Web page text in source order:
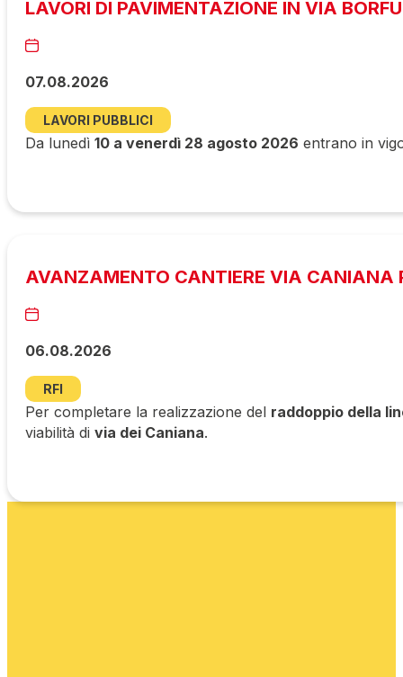
LAVORI DI PAVIMENTAZIONE IN VIA
07.08.2026
LAVORI PUBBLICI
Da lunedì 10 a venerdì 28 agosto 2026 entrano in
AVANZAMENTO CANTIERE VIA CANIANA
06.08.2026
RFI
Per completare la realizzazione del raddoppio della
viabilità di via dei Caniana.